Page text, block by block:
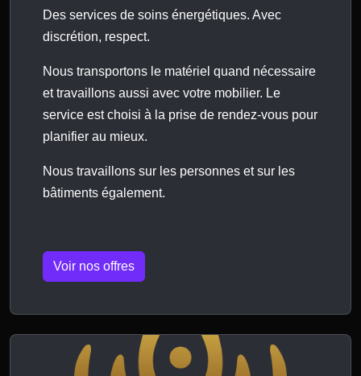
Des services de soins énergétiques. Avec
discrétion, respect.
Nous transportons le matériel quand nécessaire
et travaillons aussi avec votre mobilier. Le
service est choisi à la prise de rendez-vous pour
planifier au mieux.
Nous travaillons sur les personnes et sur les
bâtiments également.
Voir nos offres